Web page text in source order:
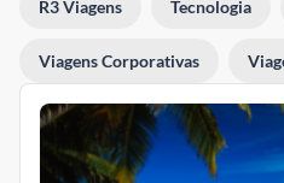
R3 Viagens Tecnologia
Viagens Corporativas